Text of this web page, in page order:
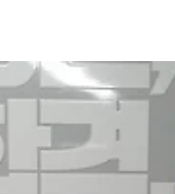
, 취업준비, 혁신, 디지털경제,
히 사적인 초능력》에는 SF 중
미치는 영향을 주로 다뤄봤어
대의 사랑〉이 마음에 드네요. 특
찬해줬습니다. 두 책 모두 소설